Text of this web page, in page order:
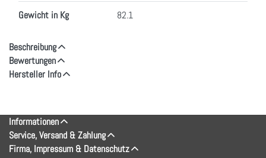
Gewicht in Kg 82.1
Beschreibung
Bewertungen
Hersteller Info
Informationen
Service, Versand & Zahlung
Firma, Impressum & Datenschutz